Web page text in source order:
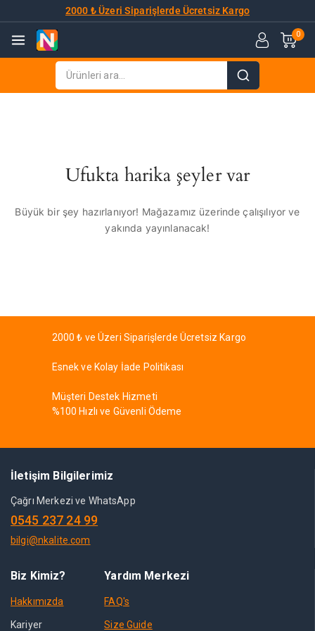
2000 ₺ Üzeri Siparişlerde Ücretsiz Kargo
0
Ufukta harika şeyler var
Büyük bir şey hazırlanıyor! Mağazamız üzerinde çalışılıyor ve
yakında yayınlanacak!
2000 ₺ ve Üzeri Siparişlerde Ücretsiz Kargo
Esnek ve Kolay İade Politikası
Müşteri Destek Hizmeti
%100 Hızlı ve Güvenli Ödeme
İletişim Bilgilerimiz
Çağrı Merkezi ve WhatsApp
0545 237 24 99
bilgi@nkalite.com
Biz Kimiz?
Hakkımızda
Kariyer
Yardım Merkezi
FAQ's
Size Guide